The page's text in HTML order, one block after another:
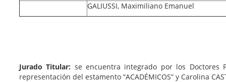
GALIUSSI, Maximiliano Emanuel
Jurado Titular: se encuentra integrado por los Doctores
representación del estamento “ACADÉMICOS” y Carolina